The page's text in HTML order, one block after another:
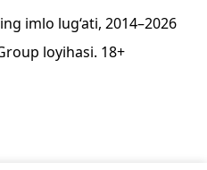
imlo lug‘ati, 2014–2026
loyihasi. 18+